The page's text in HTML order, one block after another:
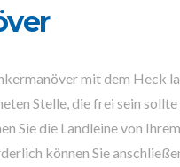
mit dem Heck
Stelle, die frei sein
Sie die Landleine von
können Sie